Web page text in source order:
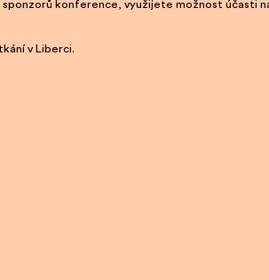
konference, využijete možnost účasti
v Liberci.